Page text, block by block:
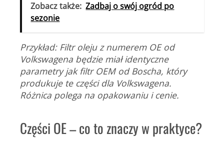
Zobacz także: Zadbaj o swój ogród po
sezonie
Przykład: Filtr oleju z numerem OE od
Volkswagena będzie miał identyczne
parametry jak filtr OEM od Boscha, który
produkuje te części dla Volkswagena.
Różnica polega na opakowaniu i cenie.
Części OE – co to znaczy w praktyce?